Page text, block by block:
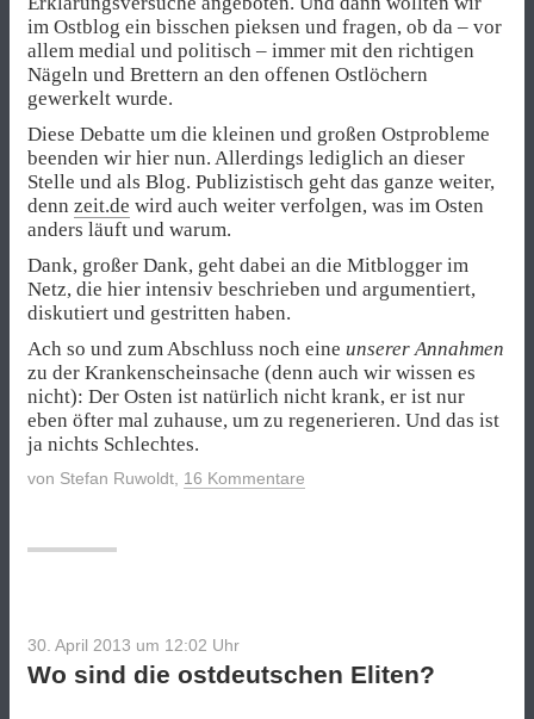
im Ostblog ein bisschen pieksen und fragen, ob da – vor
allem medial und politisch – immer mit den richtigen
Nägeln und Brettern an den offenen Ostlöchern
gewerkelt wurde.
Diese Debatte um die kleinen und großen Ostprobleme
beenden wir hier nun. Allerdings lediglich an dieser
Stelle und als Blog. Publizistisch geht das ganze weiter,
denn zeit.de wird auch weiter verfolgen, was im Osten
anders läuft und warum.
Dank, großer Dank, geht dabei an die Mitblogger im
Netz, die hier intensiv beschrieben und argumentiert,
diskutiert und gestritten haben.
Ach so und zum Abschluss noch eine unserer Annahmen
zu der Krankenscheinsache (denn auch wir wissen es
nicht): Der Osten ist natürlich nicht krank, er ist nur
eben öfter mal zuhause, um zu regenerieren. Und das ist
ja nichts Schlechtes.
von Stefan Ruwoldt, 16 Kommentare
30. April 2013 um 12:02 Uhr
Wo sind die ostdeutschen Eliten?